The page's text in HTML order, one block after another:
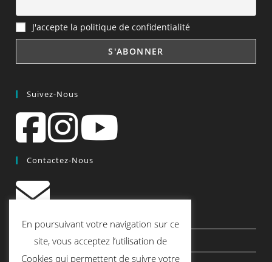
J'accepte la politique de confidentialité
Suivez-Nous
Contactez-Nous
contact@quiscrap.fr
Les Fiches Techniques et les Tutos
En poursuivant votre navigation sur ce
site, vous acceptez l’utilisation de
Cookies qui permettent de suivre votre